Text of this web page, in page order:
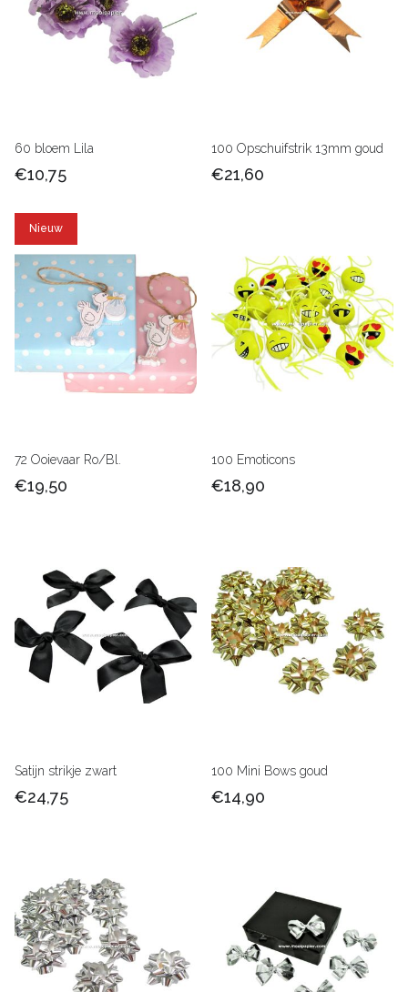
60 bloem Lila
€10,75
100 Opschuifstrik 13mm goud
€21,60
Nieuw
72 Ooievaar Ro/Bl.
€19,50
100 Emoticons
€18,90
Satijn strikje zwart
€24,75
100 Mini Bows goud
€14,90